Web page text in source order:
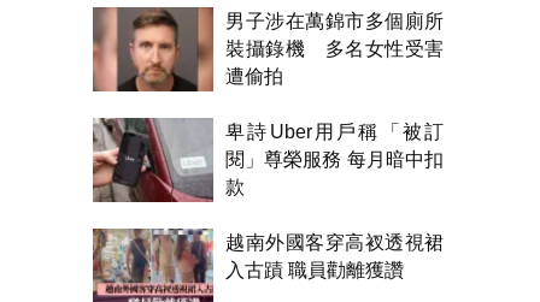
男子涉在萬錦市多個廁所
裝攝錄機 多名女性受害
遭偷拍
卑詩Uber用戶稱「被訂
閱」尊榮服務 每月暗中扣
款
越南外國客穿高衩透視裙
入古蹟 職員勸離獲讚